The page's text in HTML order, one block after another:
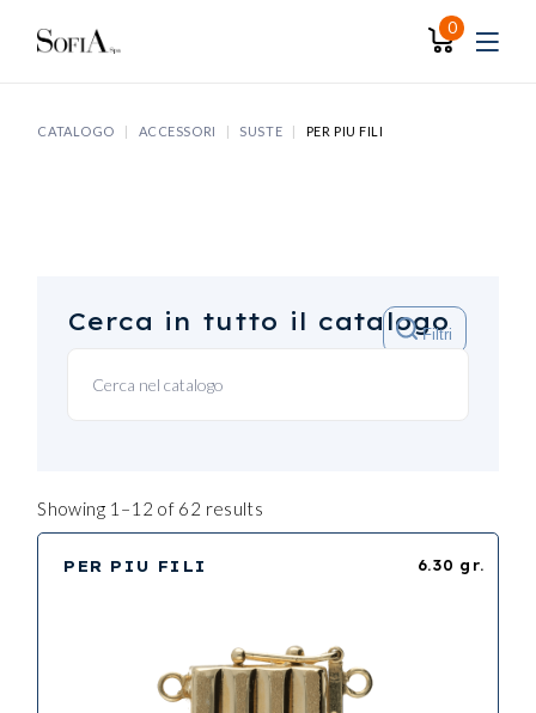
0
CATALOGO ACCESSORI SUSTE PER PIU FILI
Cerca in tutto il catalogo
Filtri
Showing 1–12 of 62 results
6.30 gr.
PER PIU FILI